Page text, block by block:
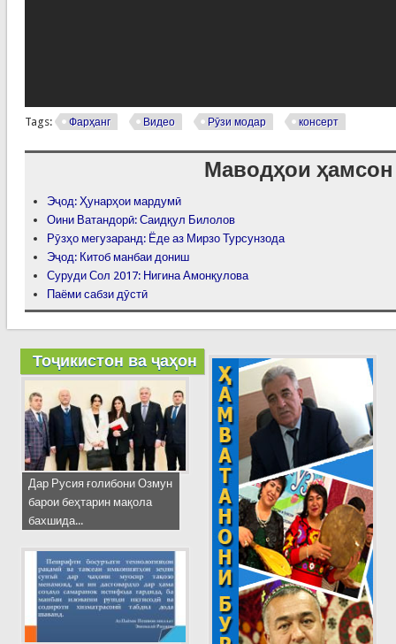
Tags: Фарҳанг Видео Рӯзи модар консерт
Маводҳои ҳамсон
Эҷод: Ҳунарҳои мардумӣ
Оини Ватандорӣ: Саидқул Билолов
Рӯзҳо мегузаранд: Ёде аз Мирзо Турсунзода
Эҷод: Китоб манбаи дониш
Суруди Сол 2017: Нигина Амонқулова
Паёми сабзи дӯстӣ
Тоҷикистон ва ҷаҳон
Дар Русия ғолибони Озмун
барои беҳтарин мақола
бахшида...